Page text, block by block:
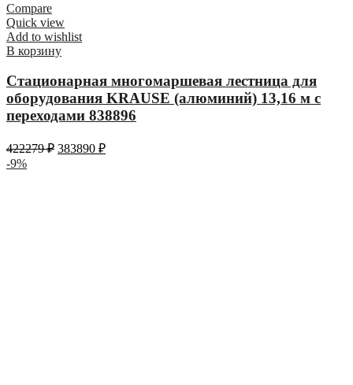
Compare
Quick view
Add to wishlist
В корзину
Стационарная многомаршевая лестница для
оборудования KRAUSE (алюминий) 13,16 м с
переходами 838896
422279₽ 383890 ₽
-9%